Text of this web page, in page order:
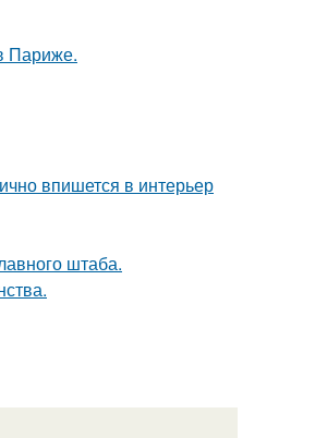
Париже.
впишется в интерьер
штаба.